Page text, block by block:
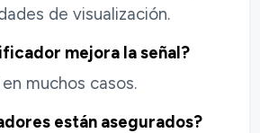
de visualización.
mejora la señal?
en muchos casos.
están asegurados?